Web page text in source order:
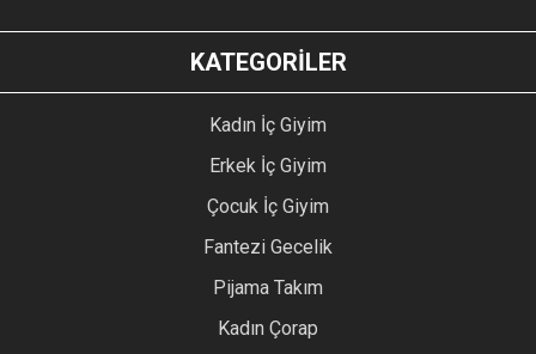
KATEGORİLER
Kadın İç Giyim
Erkek İç Giyim
Çocuk İç Giyim
Fantezi Gecelik
Pijama Takım
Kadın Çorap